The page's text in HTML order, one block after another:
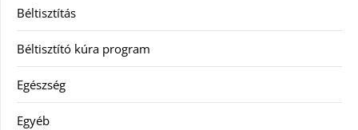
Béltisztítás
Béltisztító kúra program
Egészség
Egyéb